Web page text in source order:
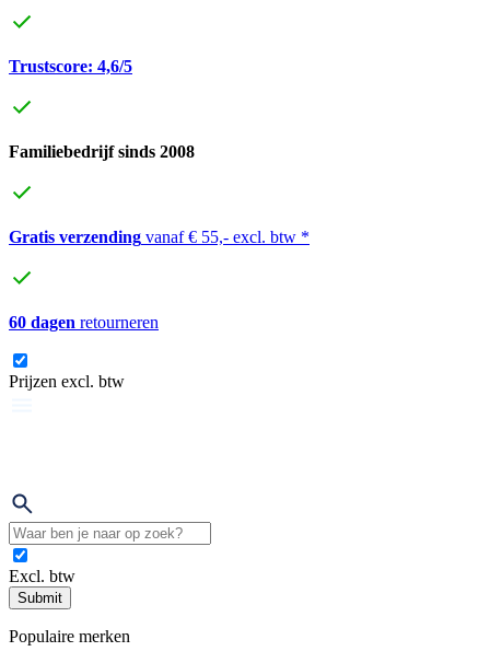
Trustscore: 4,6/5
Familiebedrijf sinds 2008
Gratis verzending vanaf € 55,- excl. btw *
60 dagen retourneren
Prijzen excl. btw
Excl. btw
Submit
Populaire merken